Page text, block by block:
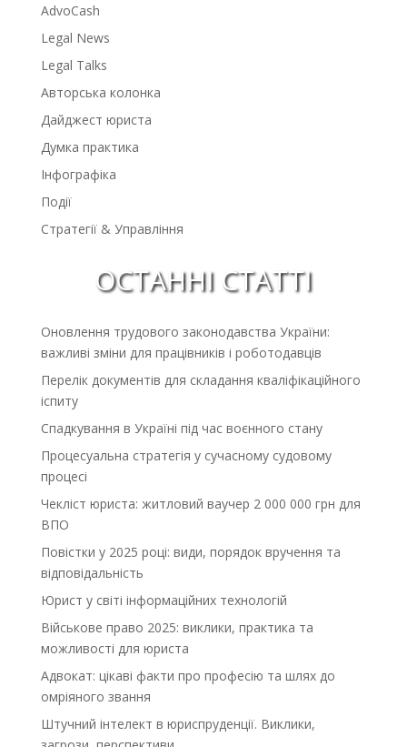
AdvoCash
Legal News
Legal Talks
Авторська колонка
Дайджест юриста
Думка практика
Інфографіка
Події
Стратегії & Управління
ОСТАННІ СТАТТІ
Оновлення трудового законодавства України:
важливі зміни для працівників і роботодавців
Перелік документів для складання кваліфікаційного
іспиту
Спадкування в Україні під час воєнного стану
Процесуальна стратегія у сучасному судовому
процесі
Чекліст юриста: житловий ваучер 2 000 000 грн для
ВПО
Повістки у 2025 році: види, порядок вручення та
відповідальність
Юрист у світі інформаційних технологій
Військове право 2025: виклики, практика та
можливості для юриста
Адвокат: цікаві факти про професію та шлях до
омріяного звання
Штучний інтелект в юриспруденції. Виклики,